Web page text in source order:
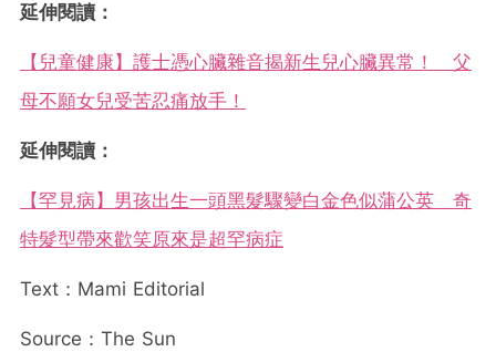
延伸閱讀：
【兒童健康】護士憑心臟雜音揭新生兒心臟異常！ 父
母不願女兒受苦忍痛放手！
延伸閱讀：
【罕見病】男孩出生一頭黑髮驟變白金色似蒲公英 奇
特髮型帶來歡笑原來是超罕病症
Text：Mami Editorial
Source：The Sun